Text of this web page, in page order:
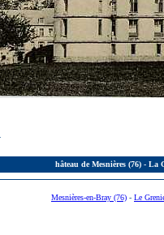
hâteau de Mesnières (76) -
Mesnières-en-Bray (76) - Le